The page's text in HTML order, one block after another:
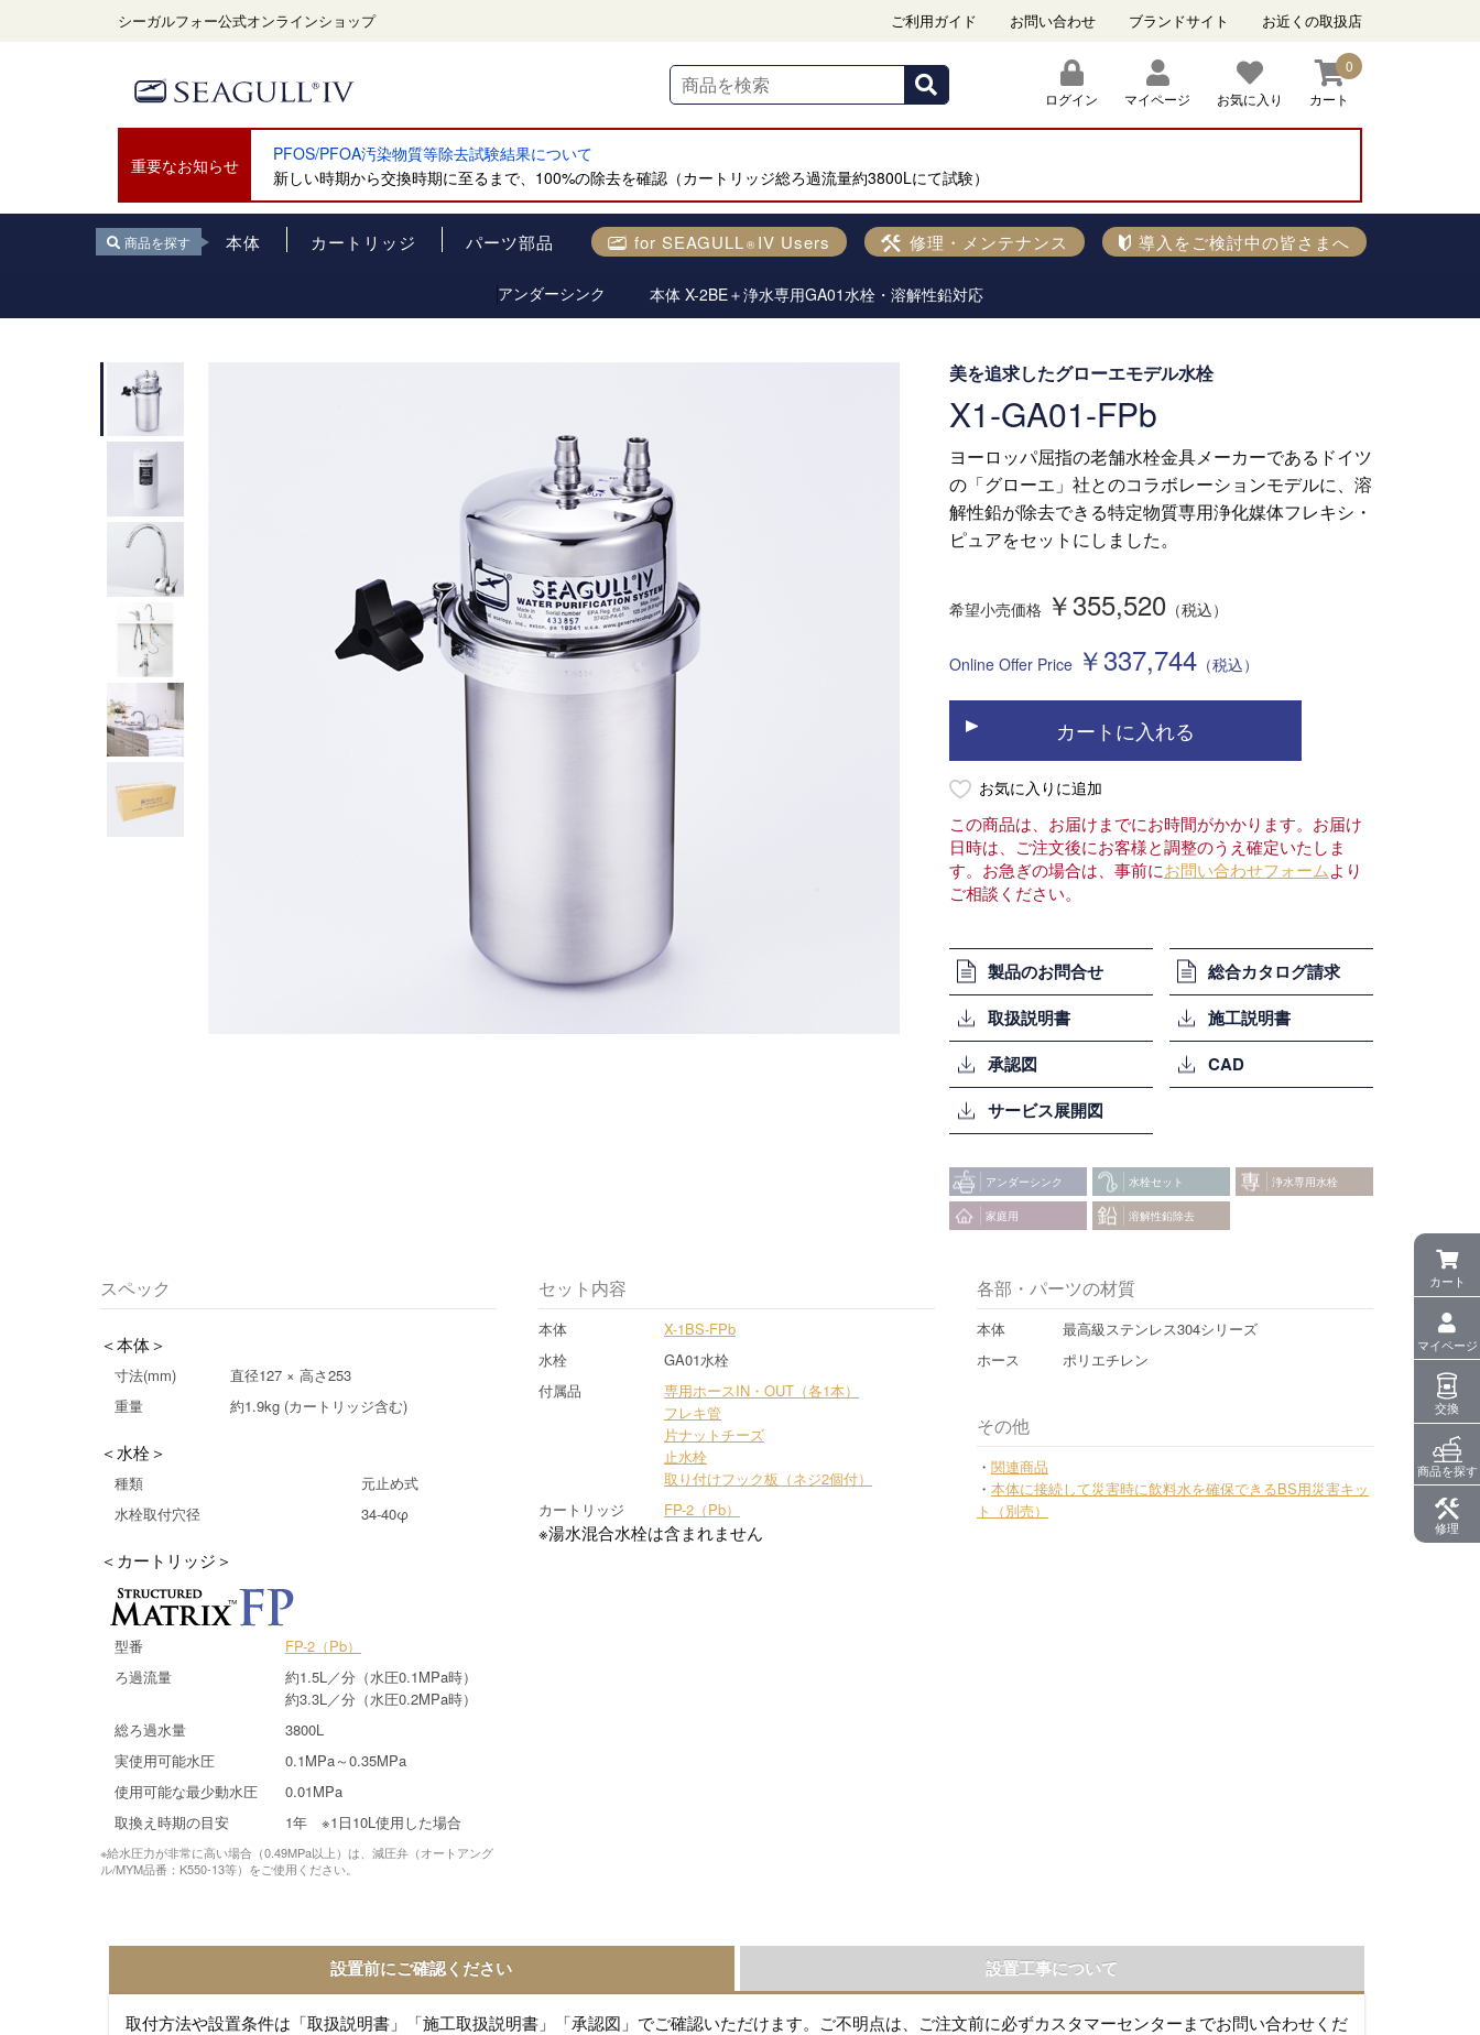
シーガルフォー公式オンラインショップ ご利用ガイド お問い合わせ ブランドサイト お近くの取扱店
ログイン マイページ お気に入り
0
カート
重要なお知らせ
PFOS/PFOA汚染物質等除去試験結果について
新しい時期から交換時期に至るまで、100%の除去を確認（カートリッジ総ろ過流量約3800Lにて試験）
商品を探す 本体 カートリッジ パーツ部品 for SEAGULL ® IV Users 修理・メンテナンス 導入をご検討中の皆さまへ
アンダーシンク 本体 X-2BE＋浄水専用GA01水栓・溶解性鉛対応
美を追求したグローエモデル水栓
X1-GA01-FPb
ヨーロッパ屈指の老舗水栓金具メーカーであるドイツ
の「グローエ」社とのコラボレーションモデルに、溶
解性鉛が除去できる特定物質専用浄化媒体フレキシ・
ピュアをセットにしました。
￥355,520
￥337,744
カートに入れる
この商品は、お届けまでにお時間がかかります。お届け
日時は、ご注文後にお客様と調整のうえ確定いたしま
す。お急ぎの場合は、事前にお問い合わせフォームより
ご相談ください。
製品のお問合せ
総合カタログ請求
取扱説明書
施工説明書
承認図
CAD
サービス展開図
アンダーシンク 水栓セット 浄水専用水栓
家庭用 溶解性鉛除去
スペック
＜本体＞
寸法(mm)
直径127 × 高さ253
重量
約1.9kg (カートリッジ含む)
＜水栓＞
種類
元止め式
水栓取付穴径
34-40φ
＜カートリッジ＞
型番
FP-2（Pb）
ろ過流量
約1.5L／分（水圧0.1MPa時）
約3.3L／分（水圧0.2MPa時）
総ろ過水量
3800L
実使用可能水圧
0.1MPa～0.35MPa
使用可能な最少動水圧
0.01MPa
取換え時期の目安
1年 ※1日10L使用した場合
※給水圧力が非常に高い場合（0.49MPa以上）は、減圧弁（オートアング
ル/MYM品番：K550-13等）をご使用ください。
セット内容
本体
X-1BS-FPb
水栓
GA01水栓
付属品
専用ホースIN・OUT（各1本）
フレキ管
片ナットチーズ
止水栓
取り付けフック板（ネジ2個付）
カートリッジ
FP-2（Pb）
※湯水混合水栓は含まれません
各部・パーツの材質
本体
最高級ステンレス304シリーズ
ホース
ポリエチレン
その他
・ 関連商品
・ 本体に接続して災害時に飲料水を確保できるBS用災害キッ
ト（別売）
設置前にご確認ください
取付方法や設置条件は「取扱説明書」「施工取扱説明書」「承認図」でご確認いただけます。ご不明点は、ご注文前に必ずカスタマーセンターまでお問い合わせくだ
設置工事について
カート
マイページ
交換
商品を探す
修理